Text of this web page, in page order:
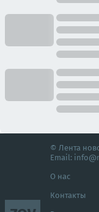
© Лента
Email:
О нас
Контакты